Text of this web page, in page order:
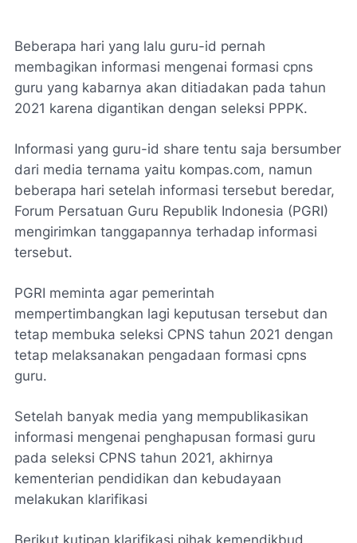
Beberapa hari yang lalu guru-id pernah
membagikan informasi mengenai formasi cpns
guru yang kabarnya akan ditiadakan pada tahun
2021 karena digantikan dengan seleksi PPPK.
Informasi yang guru-id share tentu saja bersumber
dari media ternama yaitu kompas.com, namun
beberapa hari setelah informasi tersebut beredar,
Forum Persatuan Guru Republik Indonesia (PGRI)
mengirimkan tanggapannya terhadap informasi
tersebut.
PGRI meminta agar pemerintah
mempertimbangkan lagi keputusan tersebut dan
tetap membuka seleksi CPNS tahun 2021 dengan
tetap melaksanakan pengadaan formasi cpns
guru.
Setelah banyak media yang mempublikasikan
informasi mengenai penghapusan formasi guru
pada seleksi CPNS tahun 2021, akhirnya
kementerian pendidikan dan kebudayaan
melakukan klarifikasi
Berikut kutipan klarifikasi pihak kemendikbud